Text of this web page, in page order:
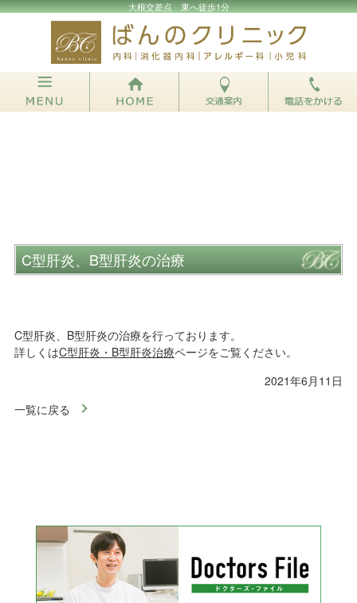
大根交差点 東へ徒歩1分
C型肝炎、B型肝炎の治療
C型肝炎、B型肝炎の治療を行っております。
詳しくはC型肝炎・B型肝炎治療ページをご覧ください。
2021年6月11日
一覧に戻る